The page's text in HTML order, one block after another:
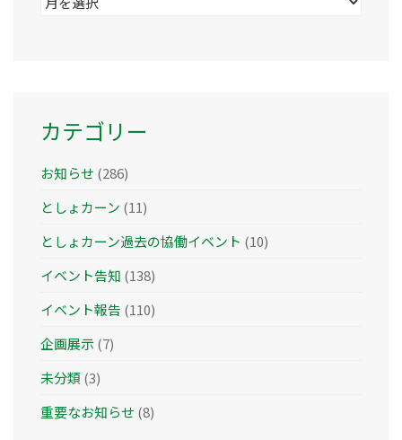
カテゴリー
お知らせ (286)
としょカーン (11)
としょカーン過去の協働イベント (10)
イベント告知 (138)
イベント報告 (110)
企画展示(7)
未分類 (3)
重要なお知らせ (8)